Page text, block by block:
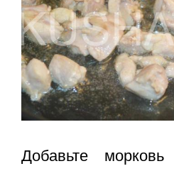
Добавьте